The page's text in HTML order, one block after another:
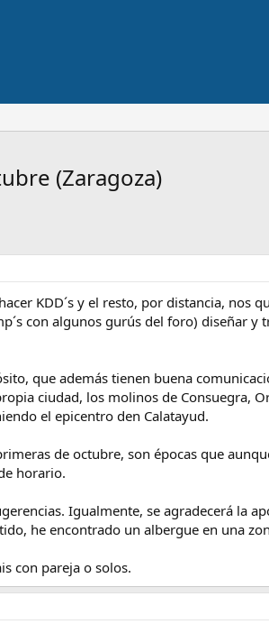
(Zaragoza)
KDD´s y el resto, por distancia, nos
con algunos gurús del foro) diseñar y
que además tienen buena
ciudad, los molinos de Consuegra,
el epicentro den Calatayud.
de octubre, son épocas que
horario.
Igualmente, se agradecerá la
he encontrado un albergue en una
con pareja o solos.